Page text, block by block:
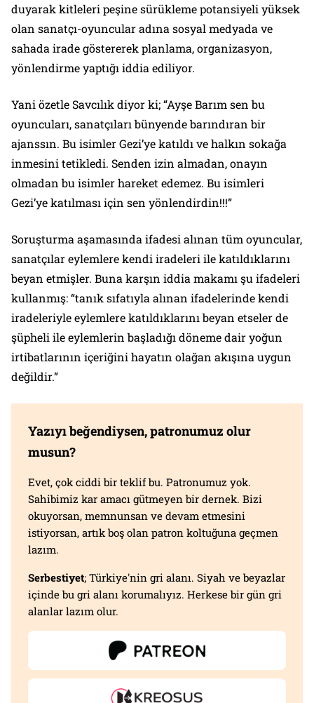
duyarak kitleleri peşine sürükleme potansiyeli yüksek
olan sanatçı-oyuncular adına sosyal medyada ve
sahada irade göstererek planlama, organizasyon,
yönlendirme yaptığı iddia ediliyor.
Yani özetle Savcılık diyor ki; “Ayşe Barım sen bu
oyuncuları, sanatçıları bünyende barındıran bir
ajanssın. Bu isimler Gezi’ye katıldı ve halkın sokağa
inmesini tetikledi. Senden izin almadan, onayın
olmadan bu isimler hareket edemez. Bu isimleri
Gezi’ye katılması için sen yönlendirdin!!!”
Soruşturma aşamasında ifadesi alınan tüm oyuncular,
sanatçılar eylemlere kendi iradeleri ile katıldıklarını
beyan etmişler. Buna karşın iddia makamı şu ifadeleri
kullanmış: “tanık sıfatıyla alınan ifadelerinde kendi
iradeleriyle eylemlere katıldıklarını beyan etseler de
şüpheli ile eylemlerin başladığı döneme dair yoğun
irtibatlarının içeriğini hayatın olağan akışına uygun
değildir.”
Yazıyı beğendiysen, patronumuz olur
musun?
Evet, çok ciddi bir teklif bu. Patronumuz yok.
Sahibimiz kar amacı gütmeyen bir dernek. Bizi
okuyorsan, memnunsan ve devam etmesini
istiyorsan, artık boş olan patron koltuğuna geçmen
lazım.
Serbestiyet; Türkiye'nin gri alanı. Siyah ve beyazlar
içinde bu gri alanı korumalıyız. Herkese bir gün gri
alanlar lazım olur.